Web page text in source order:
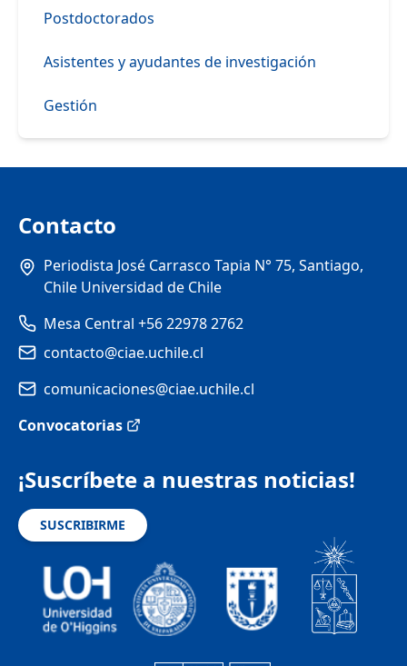
Postdoctorados
Asistentes y ayudantes de investigación
Gestión
Contacto
Periodista José Carrasco Tapia N° 75, Santiago,
Chile Universidad de Chile
Mesa Central +56 22978 2762
contacto@ciae.uchile.cl
comunicaciones@ciae.uchile.cl
Convocatorias
¡Suscríbete a nuestras noticias!
SUSCRIBIRME